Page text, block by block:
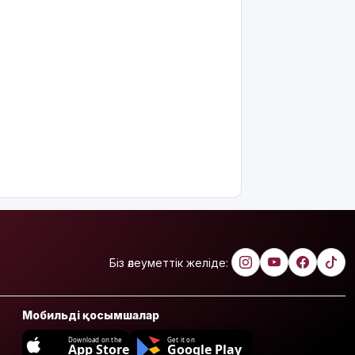
Біз әлеуметтік желіде:
Мобильді қосымшалар
Download on the
App Store
Get it on
Google Play